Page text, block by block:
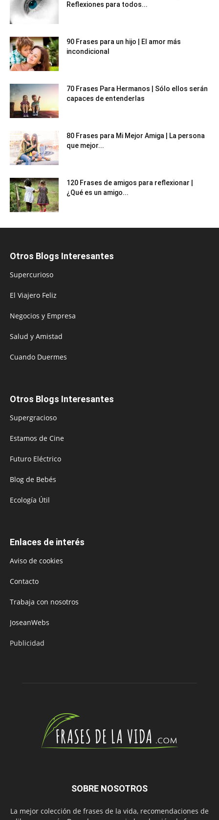
Reflexiones para todos...
90 Frases para un hijo | El amor más
incondicional
70 Frases Para Hermanos | Sólo ellos serán
capaces de entenderlas
80 Frases para Mi Mejor Amiga | La persona
que mejor...
120 Frases de amigos para reflexionar |
¿Qué es un amigo...
Otros Blogs Interesantes
Supercurioso
El Viajero Feliz
Negocios y Empresa
Salud y Amistad
Cuando Duermes
Otros Blogs Interesantes
Supergracioso
Estamos de Cine
Futuro Eléctrico
Blog de Bebés
Ecología Útil
Enlaces de interés
Aviso de cookies
Contacto
Trabaja con nosotros
JoseanWebs
Publicidad
SOBRE NOSOTROS
La mejor colección de frases de la vida, recomendaciones de